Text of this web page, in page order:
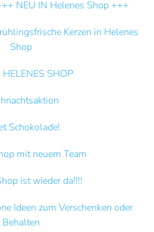
NEU IN Helenes Shop +++
Kerzen in Helenes
Shop
SHOP
Schokolade!
mit neuem Team
ist wieder da!!!!
Ideen zum Verschenken oder
Behalten